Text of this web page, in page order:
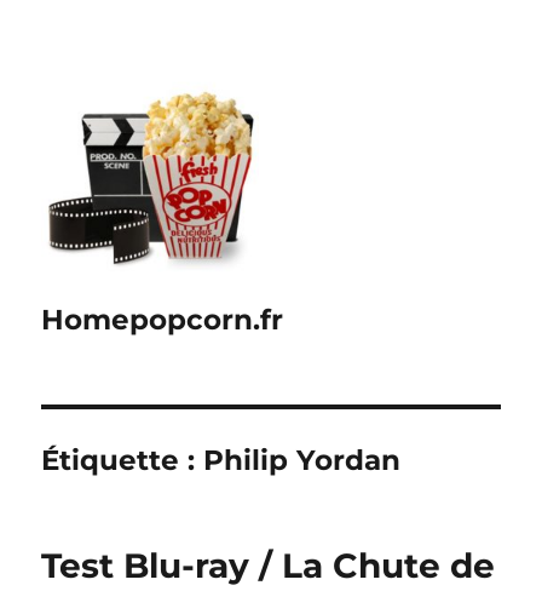
Homepopcorn.fr
Étiquette : Philip Yordan
Test Blu-ray / La Chute de